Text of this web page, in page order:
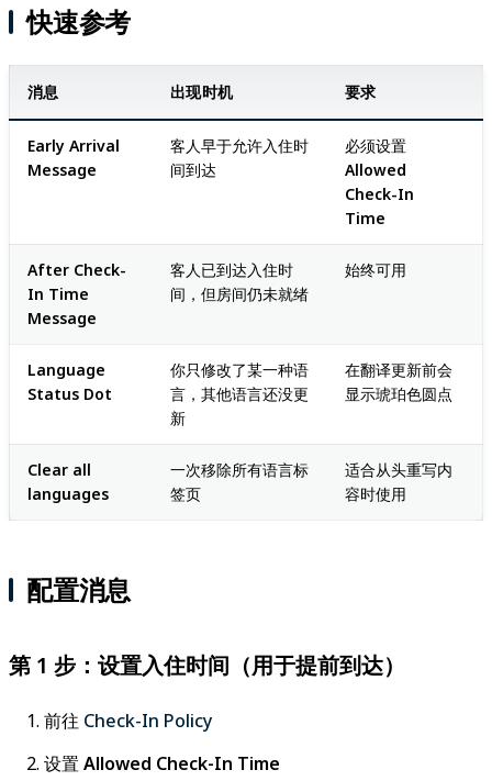
快速参考
消息 出现时机 要求
Early Arrival
Message
客人早于允许入住时
间到达
必须设置
Allowed
Check-In
Time
After Check-
In Time
Message
客人已到达入住时
间，但房间仍未就绪
始终可用
Language
Status Dot
你只修改了某一种语
言，其他语言还没更
新
在翻译更新前会
显示琥珀色圆点
Clear all
languages
一次移除所有语言标
签页
适合从头重写内
容时使用
配置消息
第 1 步：设置入住时间（用于提前到达）
前往 Check-In Policy
设置 Allowed Check-In Time